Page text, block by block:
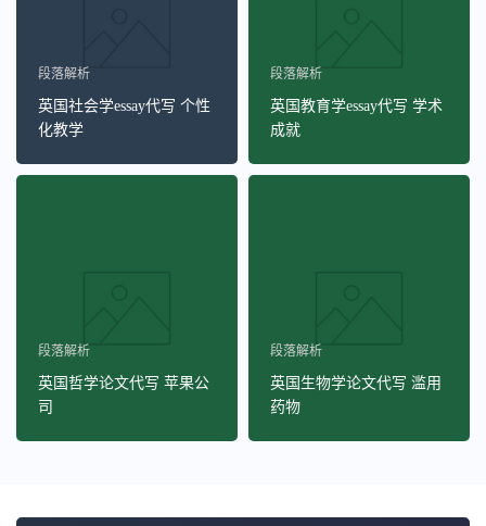
段落解析
英国社会学essay代写 个性
化教学
段落解析
英国教育学essay代写 学术
成就
段落解析
英国哲学论文代写 苹果公
司
段落解析
英国生物学论文代写 滥用
药物